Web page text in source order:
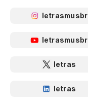
letrasmusbr
letrasmusbr
letras
letras